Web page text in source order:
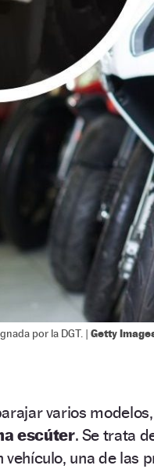
por la DGT. | Getty
varios
escúter. Se trata
una de las